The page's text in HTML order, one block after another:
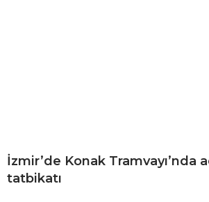
İzmir’de Konak Tramvayı’nda
tatbikatı